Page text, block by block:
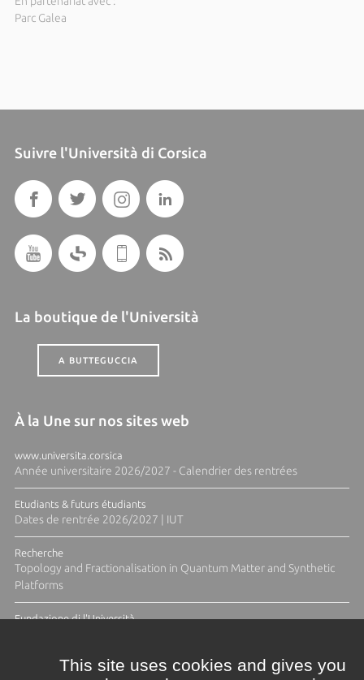
Parc Galea
Suivre l'Università di Corsica
La boutique de l'Università
A BUTTEGUCCIA
À la Une sur nos sites web
www.universita.corsica
Année universitaire 2026/2027 - Calendrier des rentrées
Etudiants & futurs étudiants
Dates de rentrée 2026/2027 | IUT
Recherche
Topology and Fractionalisation in Quantum Matter and Synthetic
Platforms
Fundazione di l'Università
This site uses cookies and gives you